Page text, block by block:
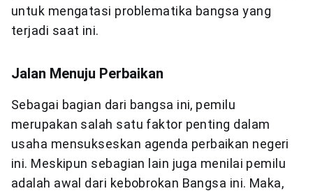
untuk mengatasi problematika bangsa yang
terjadi saat ini.
Jalan Menuju Perbaikan
Sebagai bagian dari bangsa ini, pemilu
merupakan salah satu faktor penting dalam
usaha mensukseskan agenda perbaikan negeri
ini. Meskipun sebagian lain juga menilai pemilu
adalah awal dari kebobrokan Bangsa ini. Maka,